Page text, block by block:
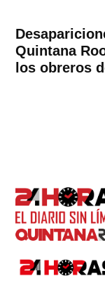
Quintana
los obreros